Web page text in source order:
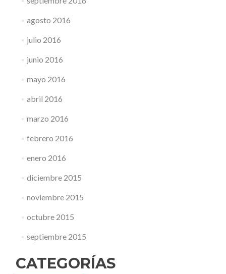
agosto 2016
julio 2016
junio 2016
mayo 2016
abril 2016
marzo 2016
febrero 2016
enero 2016
diciembre 2015
noviembre 2015
octubre 2015
septiembre 2015
CATEGORÍAS